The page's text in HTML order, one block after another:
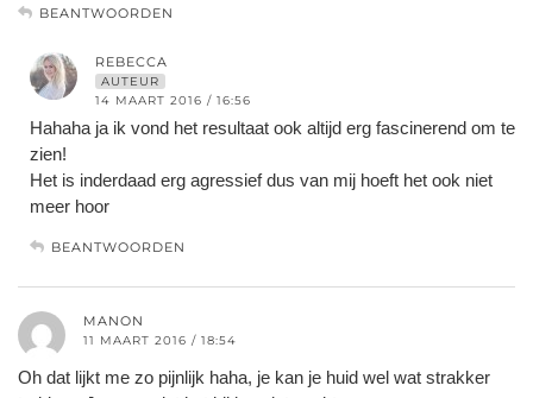
BEANTWOORDEN
REBECCA
AUTEUR
14 MAART 2016 / 16:56
Hahaha ja ik vond het resultaat ook altijd erg fascinerend om te
zien!
Het is inderdaad erg agressief dus van mij hoeft het ook niet
meer hoor
BEANTWOORDEN
MANON
11 MAART 2016 / 18:54
Oh dat lijkt me zo pijnlijk haha, je kan je huid wel wat strakker